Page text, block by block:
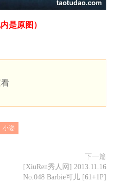
是原图）
小姿
下一篇
[XiuRen秀人网] 2013.11.16
No.048 Barbie可儿 [61+1P]